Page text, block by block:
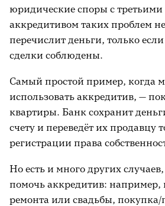
юридические споры с
аккредитивом таких проблем
перечислит деньги, только
сделки соблюдены.
Самый простой пример, когда
использовать аккредитив, —
квартиры. Банк сохранит
счету и переведёт их продавцу
регистрации права
Но есть и много других
помочь аккредитив: например,
ремонта или свадьбы,